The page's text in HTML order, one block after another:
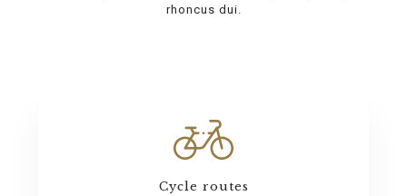
rhoncus dui.
Cycle routes